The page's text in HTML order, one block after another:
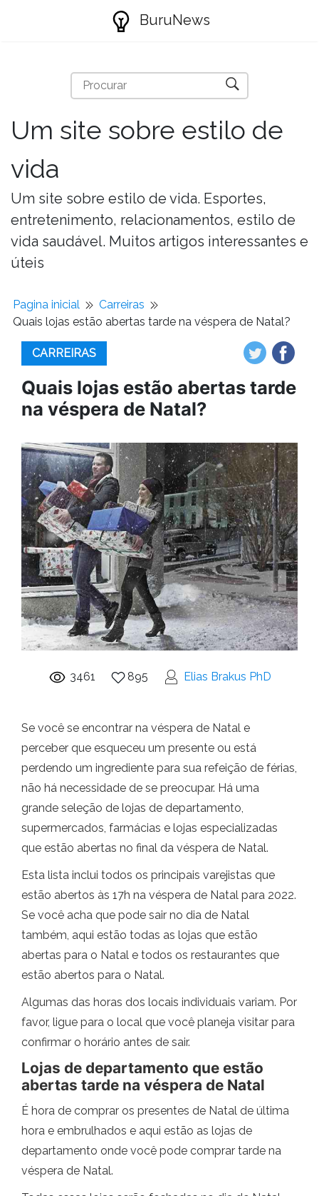
BuruNews
Um site sobre estilo de
vida
Um site sobre estilo de vida. Esportes,
entretenimento, relacionamentos, estilo de
vida saudável. Muitos artigos interessantes e
úteis
Pagina inicial
Carreiras
Quais lojas estão abertas tarde na véspera de Natal?
CARREIRAS
Quais lojas estão abertas tarde
na véspera de Natal?
3461 895 Elias Brakus PhD
Se você se encontrar na véspera de Natal e
perceber que esqueceu um presente ou está
perdendo um ingrediente para sua refeição de férias,
não há necessidade de se preocupar. Há uma
grande seleção de lojas de departamento,
supermercados, farmácias e lojas especializadas
que estão abertas no final da véspera de Natal.
Esta lista inclui todos os principais varejistas que
estão abertos às 17h na véspera de Natal para 2022.
Se você acha que pode sair no dia de Natal
também, aqui estão todas as lojas que estão
abertas para o Natal e todos os restaurantes que
estão abertos para o Natal.
Algumas das horas dos locais individuais variam. Por
favor, ligue para o local que você planeja visitar para
confirmar o horário antes de sair.
Lojas de departamento que estão
abertas tarde na véspera de Natal
É hora de comprar os presentes de Natal de última
hora e embrulhados e aqui estão as lojas de
departamento onde você pode comprar tarde na
véspera de Natal.